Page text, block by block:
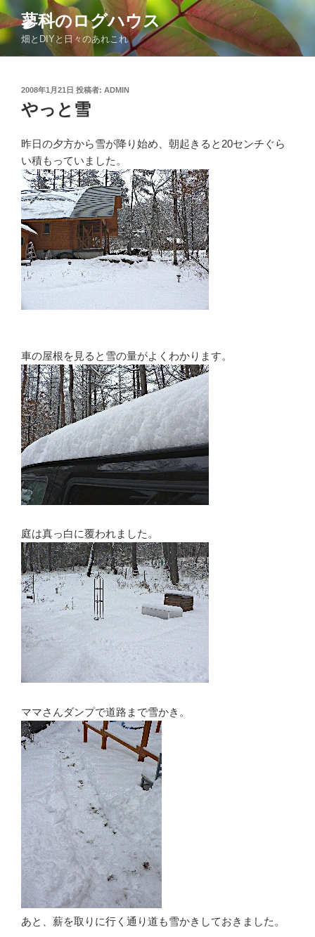
コ
ン
テ
ン
蓼科のログハウス
畑とDIYと日々のあれこれ
投
稿
日:
2008年1月21日 投稿者: ADMIN
やっと雪
昨日の夕方から雪が降り始め、朝起きると20センチぐら
い積もっていました。
車の屋根を見ると雪の量がよくわかります。
庭は真っ白に覆われました。
ママさんダンプで道路まで雪かき。
あと、薪を取りに行く通り道も雪かきしておきました。